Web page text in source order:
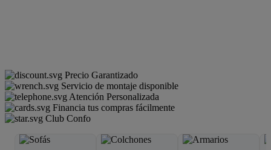
Precio Garantizado
Servicio de montaje disponible
Atención Personalizada
Financia tus compras fácilmente
Club Confo